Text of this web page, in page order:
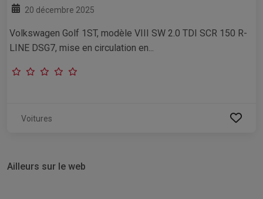
20 décembre 2025
Volkswagen Golf 1ST, modèle VIII SW 2.0 TDI SCR 150 R-
LINE DSG7, mise en circulation en...
Voitures
Ailleurs sur le web